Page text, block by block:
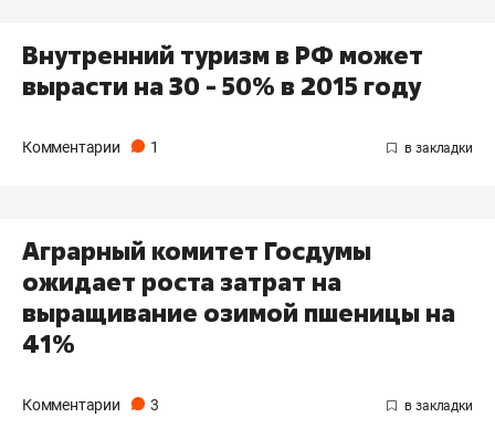
Внутренний туризм в РФ может
вырасти на 30 - 50% в 2015 году
Комментарии 1
Аграрный комитет Госдумы
ожидает роста затрат на
выращивание озимой пшеницы на
41%
Комментарии 3